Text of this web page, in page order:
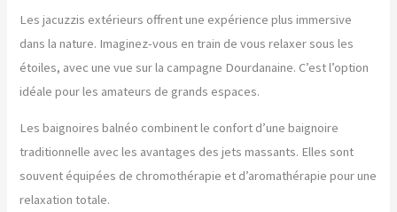
Les jacuzzis extérieurs offrent une expérience plus immersive
dans la nature. Imaginez-vous en train de vous relaxer sous les
étoiles, avec une vue sur la campagne Dourdanaine. C’est l’option
idéale pour les amateurs de grands espaces.
Les baignoires balnéo combinent le confort d’une baignoire
traditionnelle avec les avantages des jets massants. Elles sont
souvent équipées de chromothérapie et d’aromathérapie pour une
relaxation totale.